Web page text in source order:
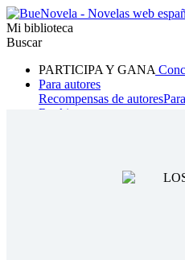
Mi biblioteca
Buscar
PARTICIPA Y GANA
Para autores
Recompensas de autores
Ranking
Hombre